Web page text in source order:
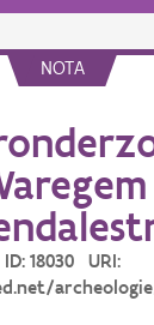
NOTA
ID: 18030 URI: